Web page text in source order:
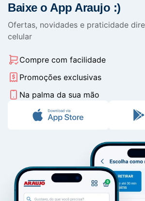
Baixe o App Araujo :)
Ofertas, novidades e praticidade
celular
Compre com facilidade
Promoções exclusivas
Na palma da sua mão